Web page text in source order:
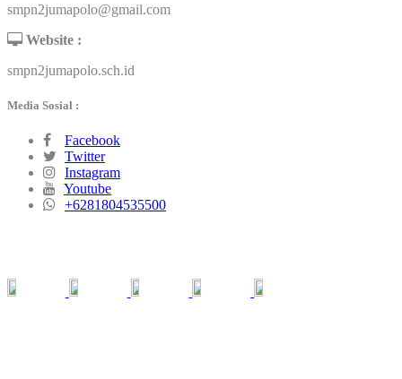
smpn2jumapolo@gmail.com
Website :
smpn2jumapolo.sch.id
Media Sosial :
Facebook
Twitter
Instagram
Youtube
+6281804535500